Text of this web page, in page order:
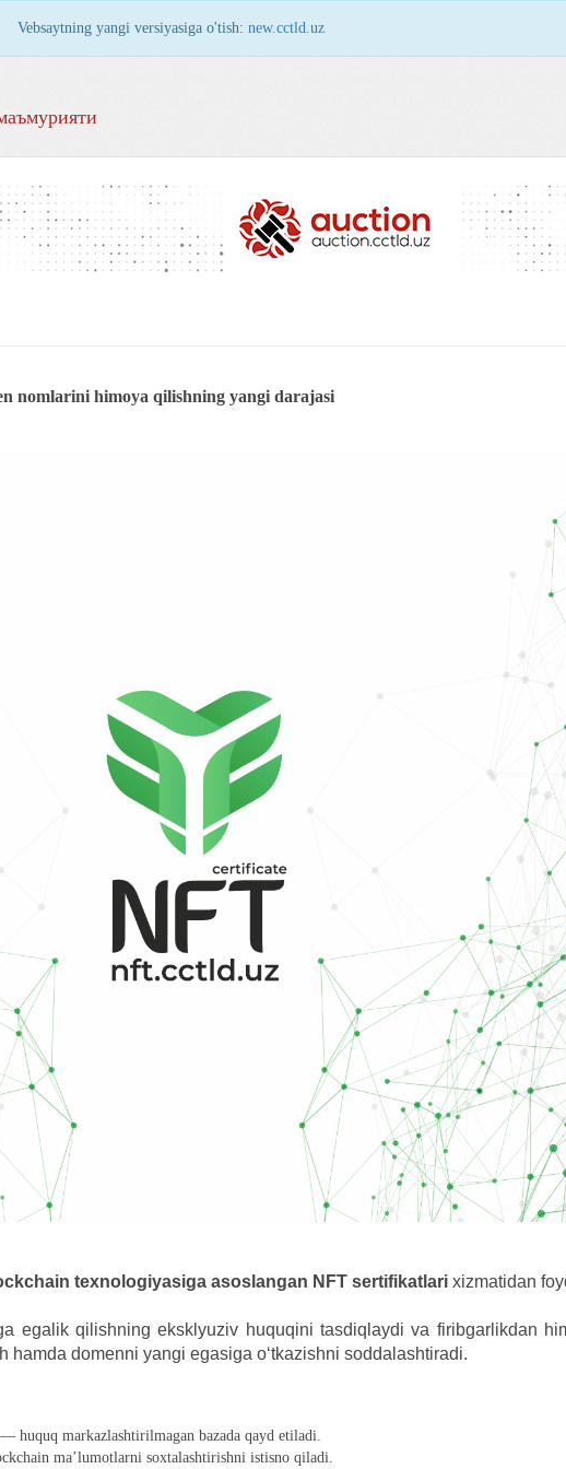
Vebsaytning yangi versiyasiga o'tish: new.cctld.uz
nomlarini himoya qilishning yangi darajasi
texnologiyasiga asoslangan NFT sertifikatlari xizmatidan
egalik qilishning eksklyuziv huquqini tasdiqlaydi va firibgarlikdan
hamda domenni yangi egasiga o‘tkazishni soddalashtiradi.
— huquq markazlashtirilmagan bazada qayd etiladi.
ma’lumotlarni soxtalashtirishni istisno qiladi.